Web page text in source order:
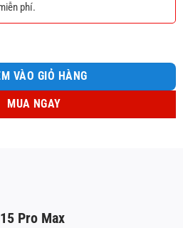
phí.
Max số lượng
VÀO GIỎ HÀNG
MUA NGAY
Pro Max